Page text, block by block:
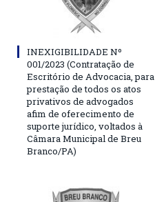
INEXIGIBILIDADE Nº
001/2023 (Contratação de
Escritório de Advocacia, para
prestação de todos os atos
privativos de advogados
afim de oferecimento de
suporte jurídico, voltados à
Câmara Municipal de Breu
Branco/PA)